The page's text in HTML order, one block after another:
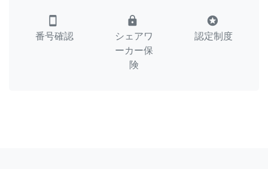
smartphone
番号確認
lock
シェアワ
ーカー保
険
stars
認定制度